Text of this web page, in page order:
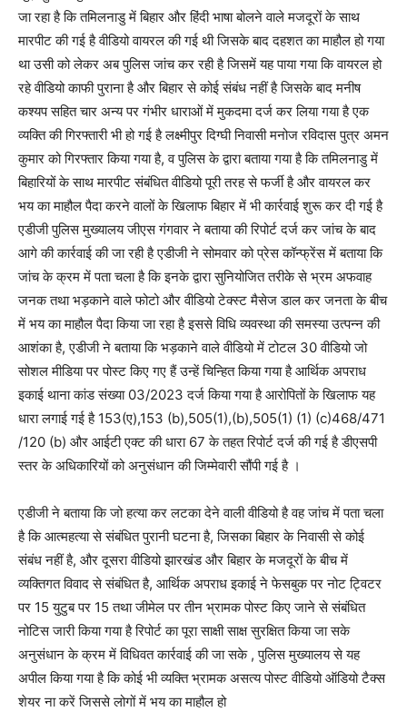
जा रहा है कि तमिलनाडु में बिहार और हिंदी भाषा बोलने वाले मजदूरों के साथ
मारपीट की गई है वीडियो वायरल की गई थी जिसके बाद दहशत का माहौल हो गया
था उसी को लेकर अब पुलिस जांच कर रही है जिसमें यह पाया गया कि वायरल हो
रहे वीडियो काफी पुराना है और बिहार से कोई संबंध नहीं है जिसके बाद मनीष
कश्यप सहित चार अन्य पर गंभीर धाराओं में मुकदमा दर्ज कर लिया गया है एक
व्यक्ति की गिरफ्तारी भी हो गई है लक्ष्मीपुर दिग्घी निवासी मनोज रविदास पुत्र अमन
कुमार को गिरफ्तार किया गया है, व पुलिस के द्वारा बताया गया है कि तमिलनाडु में
बिहारियों के साथ मारपीट संबंधित वीडियो पूरी तरह से फर्जी है और वायरल कर
भय का माहौल पैदा करने वालों के खिलाफ बिहार में भी कार्रवाई शुरू कर दी गई है
एडीजी पुलिस मुख्यालय जीएस गंगवार ने बताया की रिपोर्ट दर्ज कर जांच के बाद
आगे की कार्रवाई की जा रही है एडीजी ने सोमवार को प्रेस कॉन्फ्रेंस में बताया कि
जांच के क्रम में पता चला है कि इनके द्वारा सुनियोजित तरीके से भ्रम अफवाह
जनक तथा भड़काने वाले फोटो और वीडियो टेक्स्ट मैसेज डाल कर जनता के बीच
में भय का माहौल पैदा किया जा रहा है इससे विधि व्यवस्था की समस्या उत्पन्न की
आशंका है, एडीजी ने बताया कि भड़काने वाले वीडियो में टोटल 30 वीडियो जो
सोशल मीडिया पर पोस्ट किए गए हैं उन्हें चिन्हित किया गया है आर्थिक अपराध
इकाई थाना कांड संख्या 03/2023 दर्ज किया गया है आरोपितों के खिलाफ यह
धारा लगाई गई है 153(ए),153 (b),505(1),(b),505(1) (1) (c)468/471
/120 (b) और आईटी एक्ट की धारा 67 के तहत रिपोर्ट दर्ज की गई है डीएसपी
स्तर के अधिकारियों को अनुसंधान की जिम्मेवारी सौंपी गई है ।
एडीजी ने बताया कि जो हत्या कर लटका देने वाली वीडियो है वह जांच में पता चला
है कि आत्महत्या से संबंधित पुरानी घटना है, जिसका बिहार के निवासी से कोई
संबंध नहीं है, और दूसरा वीडियो झारखंड और बिहार के मजदूरों के बीच में
व्यक्तिगत विवाद से संबंधित है, आर्थिक अपराध इकाई ने फेसबुक पर नोट ट्विटर
पर 15 युटुब पर 15 तथा जीमेल पर तीन भ्रामक पोस्ट किए जाने से संबंधित
नोटिस जारी किया गया है रिपोर्ट का पूरा साक्षी साक्ष सुरक्षित किया जा सके
अनुसंधान के क्रम में विधिवत कार्रवाई की जा सके , पुलिस मुख्यालय से यह
अपील किया गया है कि कोई भी व्यक्ति भ्रामक असत्य पोस्ट वीडियो ऑडियो टैक्स
शेयर ना करें जिससे लोगों में भय का माहौल हो